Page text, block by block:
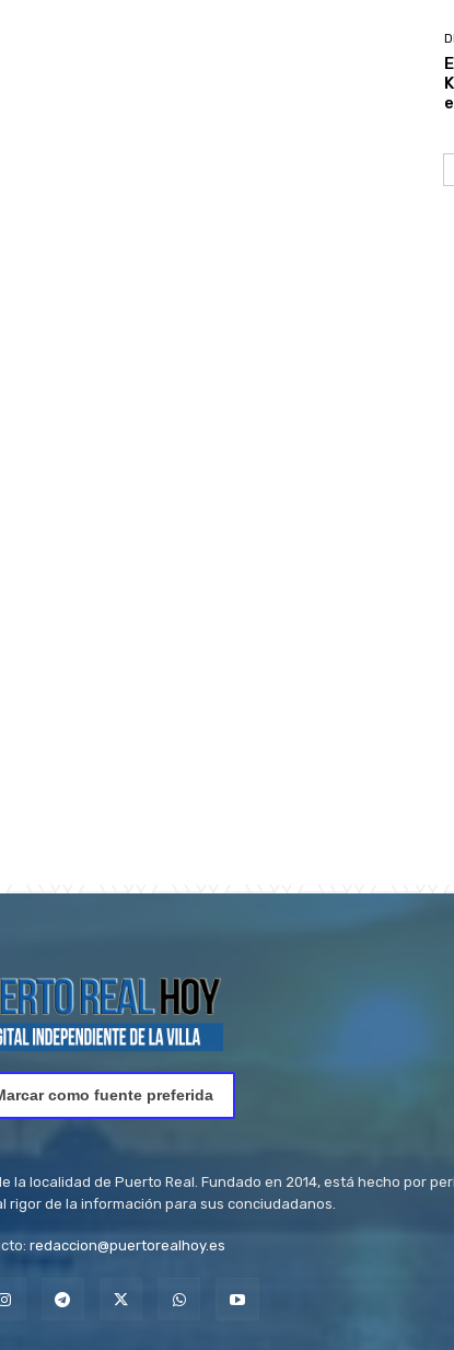
como fuente preferida
la localidad de Puerto Real. Fundado en 2014, está hecho por
rigor de la información para sus conciudadanos.
redaccion@puertorealhoy.es